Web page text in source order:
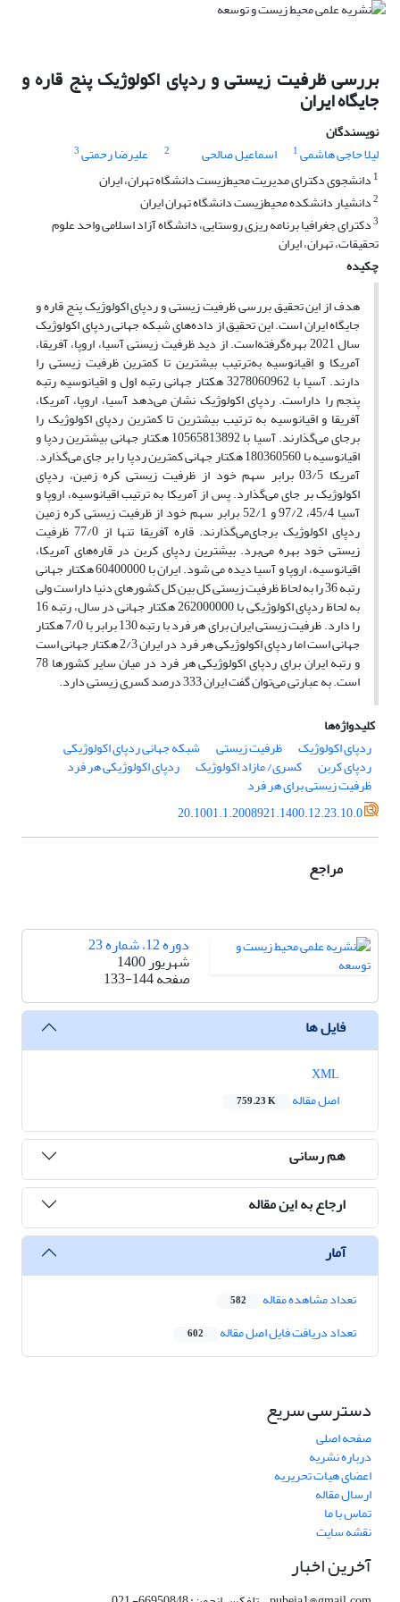
بررسی ظرفیت زیستی و ردپای اکولوژیک پنج قاره و
جایگاه ایران
نویسندگان
لیلا حاجی هاشمی1 اسماعیل صالحی 2 علیرضا رحمتی3
1 دانشجوی دکترای مدیریت محیط‌زیست دانشگاه تهران، ایران
2دانشیار دانشکده محیط‌زیست دانشگاه تهران ایران
3دکترای جغرافیا برنامه ریزی روستایی، دانشگاه آزاد اسلامی واحد علوم
تحقیقات، تهران، ایران
چکیده
هدف از این تحقیق بررسی ظرفیت زیستی و ردپای اکولوژیک پنج قاره و
جایگاه ایران است. این تحقیق از داده‌‌های شبکه جهانی ردپای اکولوژیک
سال 2021 بهره‌‌گرفته‌‌است. از دید ظرفیت زیستی آسیا، اروپا، آفریقا،
آمریکا و اقیانوسیه به‌‌ترتیب بیشترین تا کمترین ظرفیت زیستی را
دارند. آسیا با 3278060962 هکتار جهانی رتبه اول و اقیانوسیه رتبه
پنجم را داراست. ردپای اکولوژیک نشان می‌‌دهد آسیا، اروپا، آمریکا،
آفریقا و اقیانوسیه به ترتیب بیشترین تا کمترین ردپای اکولوژیک را
بر‌‌جای می‌‌گذارند. آسیا با 10565813892 هکتار جهانی بیشترین ردپا و
اقیانوسیه با 180360560 هکتار جهانی کمترین ردپا را بر جای می‌گذارد.
آمریکا 03/5 برابر سهم خود از ظرفیت زیستی کره زمین، ردپای
اکولوژیک بر جای می‌گذارد. پس از آمریکا به ترتیب اقیانوسیه، اروپا و
آسیا 45/4، 97/2 و 52/1 برابر سهم خود از ظرفیت زیستی کره زمین
ردپای اکولوژیک برجای‌‌می‌گذارند. قاره آفریقا تنها از 77/0 ظرفیت
زیستی خود بهره می‌‌برد. بیشترین ردپای کربن در قاره‌های آمریکا،
اقیانوسیه، اروپا و آسیا دیده می شود. ایران با 60400000 هکتار جهانی
رتبه 36 را به لحاظ ظرفیت زیستی کل بین کل کشورهای دنیا داراست ولی
به لحاظ ردپای اکولوژیکی با 262000000 هکتار جهانی در سال، رتبه 16
را دارد. ظرفیت زیستی ایران برای هر فرد با رتبه 130 برابر با 7/0 هکتار
جهانی است اما ردپای اکولوژیکی هر فرد در ایران 2/3 هکتار جهانی است
و رتبه ایران برای ردپای اکولوژیکی هر فرد در میان سایر کشورها 78
است. به عبارتی می‌‌توان گفت ایران 333 درصد کسری زیستی دارد.
کلیدواژه‌ها
ردپای اکولوژیک
ظرفیت زیستی شبکه جهانی ردپای اکولوژیکی
ردپای کربن کسری/ مازاد اکولوژیک ردپای اکولوژیکی هر فرد
ظرفیت زیستی برای هر فرد
20.1001.1.2008921.1400.12.23.10.0
مراجع
دوره 12، شماره 23
شهریور 1400
صفحه133-144
فایل ها
اصل مقاله
759.23 K
هم رسانی
ارجاع به این مقاله
آمار
تعداد مشاهده مقاله 582
تعداد دریافت فایل اصل مقاله 602
دسترسی سریع
صفحه اصلی
درباره نشریه
اعضای هیات تحریریه
ارسال مقاله
تماس با ما
نقشه سایت
آخرین اخبار